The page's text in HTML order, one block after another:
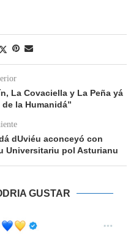
La Covaciella y La Peña yá
la Humanidá”
dUviéu aconceyó con
Universitariu pol Asturianu
GUSTAR